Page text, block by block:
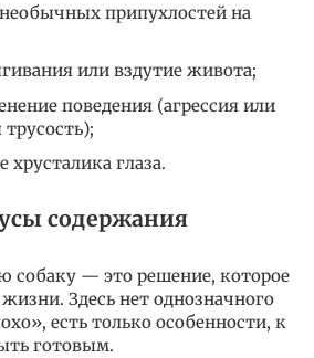
припухлостей на
или вздутие живота;
поведения (агрессия или
хрусталика глаза.
содержания
собаку — это решение, которое
Здесь нет однозначного
есть только особенности, к
готовым.